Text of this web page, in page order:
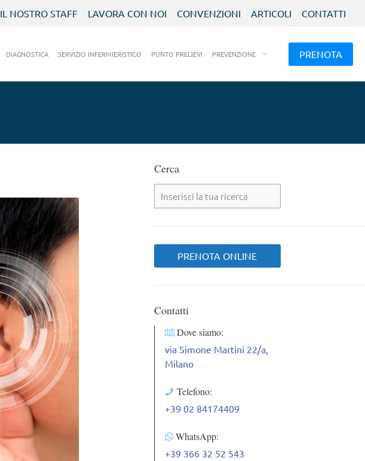
IL NOSTRO STAFF LAVORA CON NOI CONVENZIONI ARTICOLI CONTATTI
DIAGNOSTICA SERVIZIO INFERMIERISTICO PUNTO PRELIEVI PREVENZIONE PRENOTA
Cerca
PRENOTA ONLINE
Contatti
Dove siamo:
via Simone Martini 22/a,
Milano
Telefono:
+39 02 84174409
WhatsApp:
+39 366 32 52 543